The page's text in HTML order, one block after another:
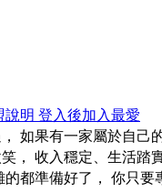
說明 登入後加入最愛
如果有一家屬於自己
， 收入穩定、生活踏
都準備好了， 你只要